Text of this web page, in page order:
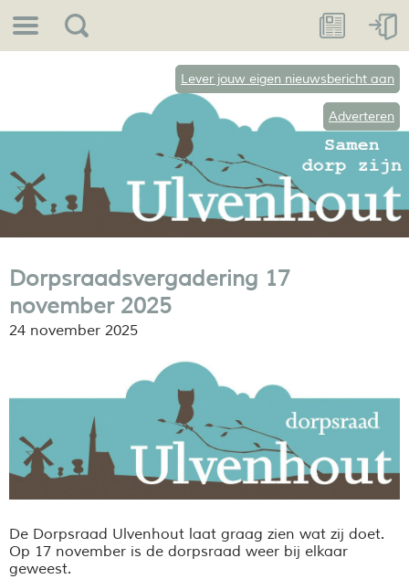
Lever jouw eigen nieuwsbericht aan
Adverteren
Dorpsraadsvergadering 17
november 2025
24 november 2025
De Dorpsraad Ulvenhout laat graag zien wat zij doet.
Op 17 november is de dorpsraad weer bij elkaar
geweest.